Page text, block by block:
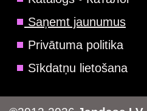
Saņemt jaunumus
Privātuma politika
Sīkdatņu lietošana